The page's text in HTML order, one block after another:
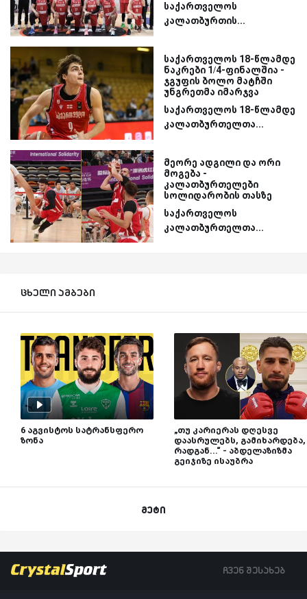
საქართველოს
კალათბურთის...
საქართველოს 18-წლამდე
ნაკრები 1/4-ფინალშია -
ჯგუფის ბოლო მატჩში
უნგრეთმა იმარჯვა
საქართველოს 18-წლამდე
კალათბურთელთა...
მეორე ადგილი და ორი
მოგება -
კალათბურთელები
სოლიდარობის თასზე
საქართველოს
კალათბურთელთა...
ცხელი ამბები
6 აგვისტოს სატრანსფერო
ზონა
„თუ კარიერას დღესვე
დაასრულებს, გამიხარდება,
რადგან...“ - აბდელაზიზმა
გეიჯიზე ისაუბრა
მეტი
ჩვენ შესახებ